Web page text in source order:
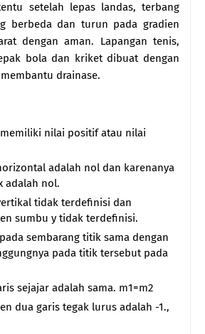
setelah lepas landas, terbang
berbeda dan turun pada gradien
dengan aman. Lapangan tenis,
bola dan kriket dibuat dengan
drainase.
nilai positif atau nilai
adalah nol dan karenanya
adalah nol.
tidak terdefinisi dan
sumbu y tidak terdefinisi.
sembarang titik sama dengan
pada titik tersebut pada
sejajar adalah sama. m1=m2
dua garis tegak lurus adalah -1.,